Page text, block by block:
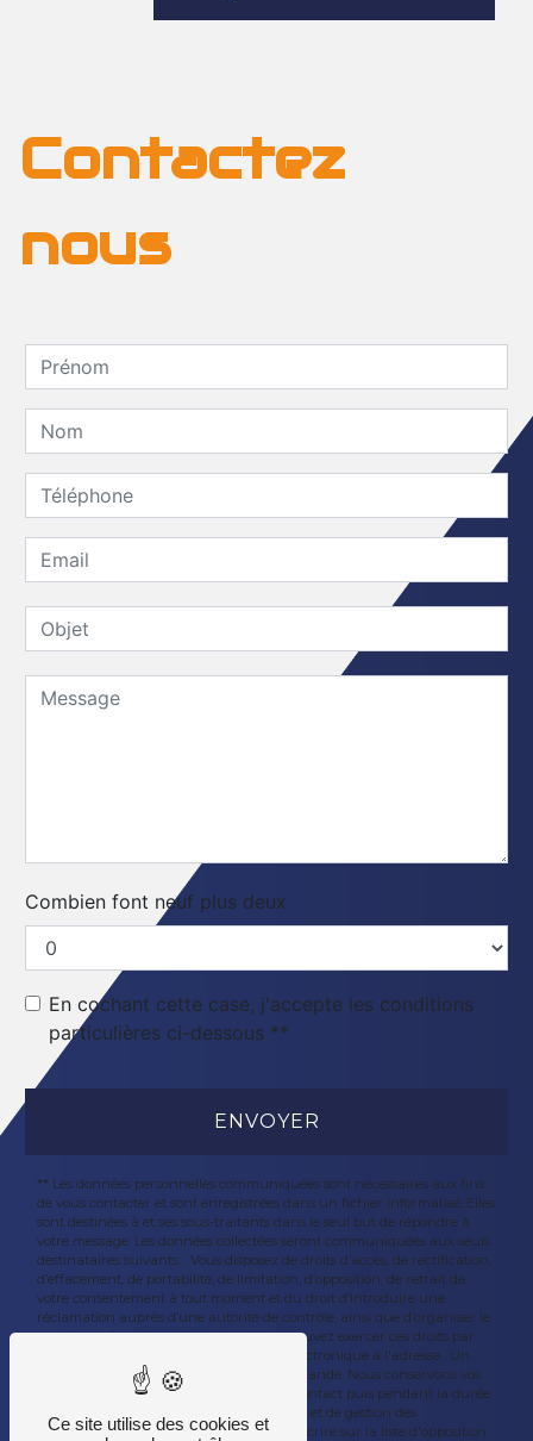
Contactez
nous
Combien font neuf plus deux
En cochant cette case, j'accepte les conditions
particulières ci-dessous **
ENVOYER
** Les données personnelles communiquées sont nécessaires aux fins
de vous contacter et sont enregistrées dans un fichier informatisé. Elles
sont destinées à et ses sous-traitants dans le seul but de répondre à
votre message. Les données collectées seront communiquées aux seuls
destinataires suivants: . Vous disposez de droits d’accès, de rectification,
d’effacement, de portabilité, de limitation, d’opposition, de retrait de
votre consentement à tout moment et du droit d’introduire une
réclamation auprès d’une autorité de contrôle, ainsi que d’organiser le
sort de vos données post-mortem. Vous pouvez exercer ces droits par
voie postale à l'adresse ou par courrier électronique à l'adresse . Un
justificatif d'identité pourra vous être demandé. Nous conservons vos
données pendant la période de prise de contact puis pendant la durée
de prescription légale aux fins probatoires et de gestion des
contentieux. Vous avez le droit de vous inscrire sur la liste d'opposition
Ce site utilise des cookies et